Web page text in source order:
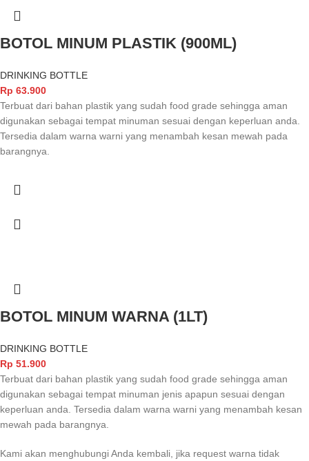
BOTOL MINUM PLASTIK (900ML)
DRINKING BOTTLE
Rp 63.900
Terbuat dari bahan plastik yang sudah food grade sehingga aman
digunakan sebagai tempat minuman sesuai dengan keperluan anda.
Tersedia dalam warna warni yang menambah kesan mewah pada
barangnya.
BOTOL MINUM WARNA (1LT)
DRINKING BOTTLE
Rp 51.900
Terbuat dari bahan plastik yang sudah food grade sehingga aman
digunakan sebagai tempat minuman jenis apapun sesuai dengan
keperluan anda. Tersedia dalam warna warni yang menambah kesan
mewah pada barangnya.
Kami akan menghubungi Anda kembali, jika request warna tidak